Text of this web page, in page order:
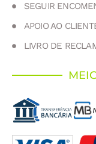
SEGUIR
APOIO AO
LIVRO DE